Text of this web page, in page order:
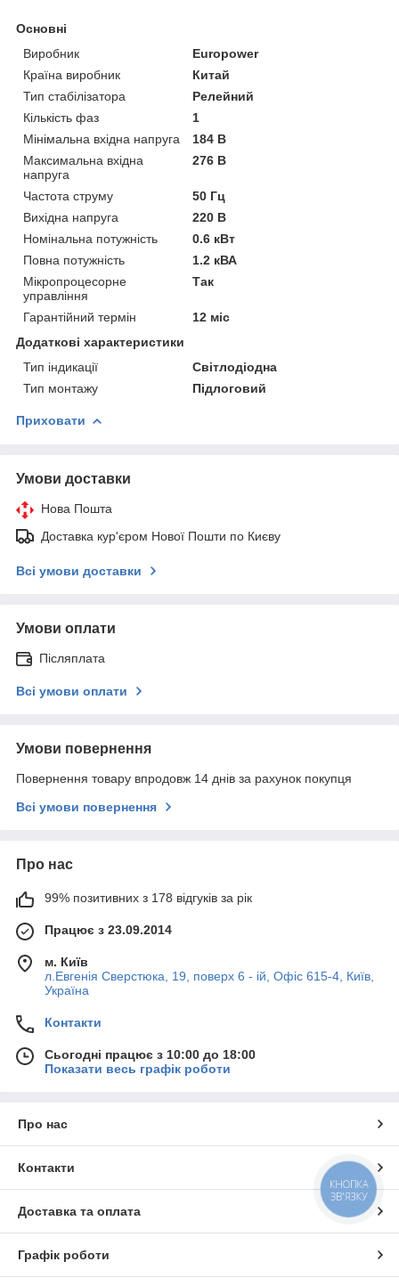
Основні
Виробник
Europower
Країна виробник
Китай
Тип стабілізатора
Релейний
Кількість фаз
1
Мінімальна вхідна напруга
184 В
Максимальна вхідна
напруга
276 В
Частота струму
50 Гц
Вихідна напруга
220 В
Номінальна потужність
0.6 кВт
Повна потужність
1.2 кВА
Мікропроцесорне
управління
Так
Гарантійний термін
12 міс
Додаткові характеристики
Тип індикації
Світлодіодна
Тип монтажу
Підлоговий
Приховати
Умови доставки
Нова Пошта
Доставка кур'єром Нової Пошти по Києву
Всі умови доставки
Умови оплати
Післяплата
Всі умови оплати
Умови повернення
Повернення товару впродовж 14 днів за рахунок покупця
Всі умови повернення
Про нас
99% позитивних з 178 відгуків за рік
Працює з 23.09.2014
м. Київ
л.Евгенія Сверстюка, 19, поверх 6 - ій, Офіс 615-4, Київ,
Україна
Контакти
Сьогодні працює з 10:00 до 18:00
Показати весь графік роботи
Про нас
Контакти
Доставка та оплата
Графік роботи
КНОПКА
ЗВ'ЯЗКУ